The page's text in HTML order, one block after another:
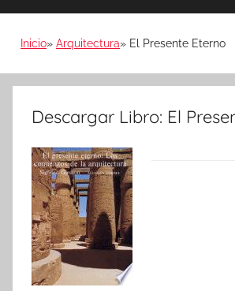
Inicio Arquitectura El Presente Eterno
Descargar Libro: El